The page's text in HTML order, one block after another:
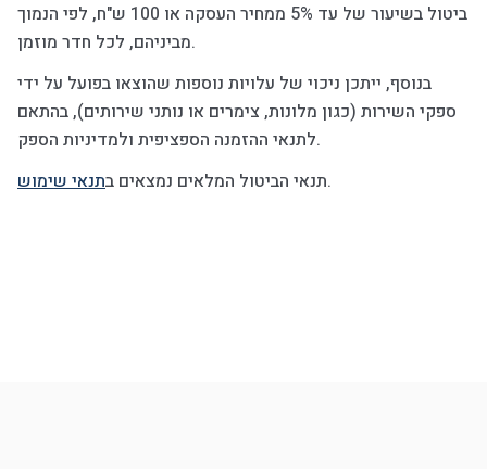
ביטול בשיעור של עד 5% ממחיר העסקה או 100 ש"ח, לפי הנמוך
מביניהם, לכל חדר מוזמן.
בנוסף, ייתכן ניכוי של עלויות נוספות שהוצאו בפועל על ידי
ספקי השירות (כגון מלונות, צימרים או נותני שירותים), בהתאם
לתנאי ההזמנה הספציפית ולמדיניות הספק.
תנאי הביטול המלאים נמצאים בתנאי שימוש .